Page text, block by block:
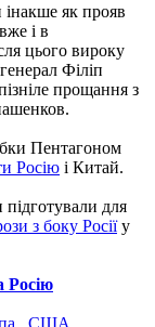
як прояв
і в
цього вироку
Філіп
прощання з
Пентагоном
Росію і Китай.
підготували для
з боку Росіїу
Росію
США